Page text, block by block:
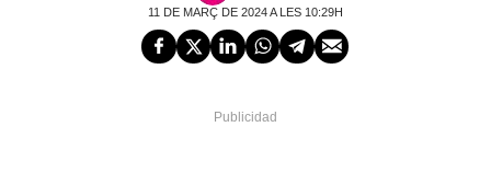
11 DE MARÇ DE 2024 A LES 10:29H